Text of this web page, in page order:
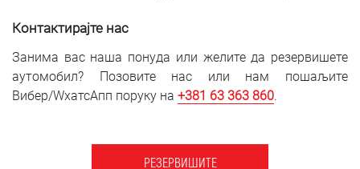
Контактирајте нас
Занима вас наша понуда или желите да резервишете
аутомобил? Позовите нас или нам пошаљите
Вибер/WхатсАпп поруку на +381 63 363 860.
РЕЗЕРВИШИТЕ